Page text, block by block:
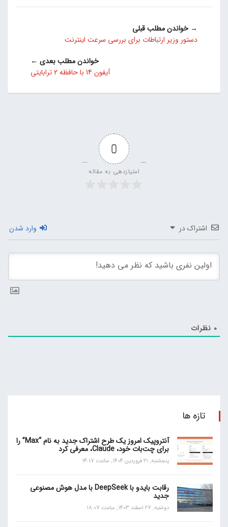
→ خواندن مطلب قبلی
دستور وزیر ارتباطات برای بررسی سرعت اینترنت
خواندن مطلب بعدی ←
آیفون 14 با حافظه 2 ترابایتی
0
امتیازدهی به مقاله
اشتراک در وارد شدن
0 نظرات
تازه ها
آنتروپیک امروز یک طرح اشتراک جدید به نام “Max” را
برای چت‌بات خود، Claude، معرفی کرد
پنجشنبه, 21 فروردین 1404, ساعت 14:17
رقابت بایدو با DeepSeek با مدل هوش مصنوعی
جدید
دوشنبه, 27 اسفند 1403, ساعت 18:07